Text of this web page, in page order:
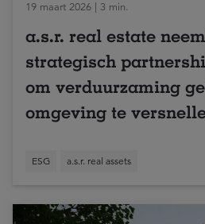
19 maart 2026 | 3 min.
a.s.r. real estate
strategisch
om verduurzaming
omgeving te
ESG a.s.r. real assets